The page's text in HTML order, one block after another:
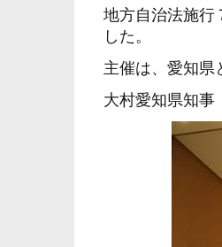
地方自治法施行
した。
主催は、愛知県
大村愛知県知事